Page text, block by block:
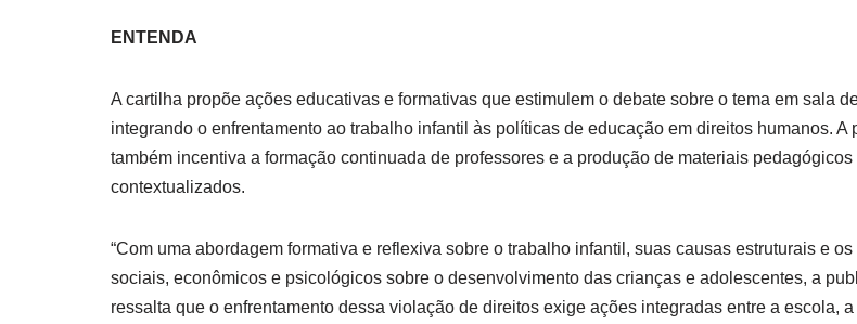
ENTENDA
A cartilha propõe ações educativas e formativas que estimulem o debate sobre o tema em sala
integrando o enfrentamento ao trabalho infantil às políticas de educação em direitos humanos. A
também incentiva a formação continuada de professores e a produção de materiais pedagógicos
contextualizados.
“Com uma abordagem formativa e reflexiva sobre o trabalho infantil, suas causas estruturais e
sociais, econômicos e psicológicos sobre o desenvolvimento das crianças e adolescentes, a
ressalta que o enfrentamento dessa violação de direitos exige ações integradas entre a escola,